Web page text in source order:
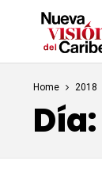
Home 2018
Día: